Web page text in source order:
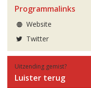
Programmalinks
Website
Twitter
Uitzending gemist?
Luister terug